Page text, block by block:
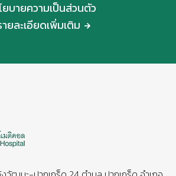
ยบายความเป็นส่วนตัว
ายละเอียดเพิ่มเติม